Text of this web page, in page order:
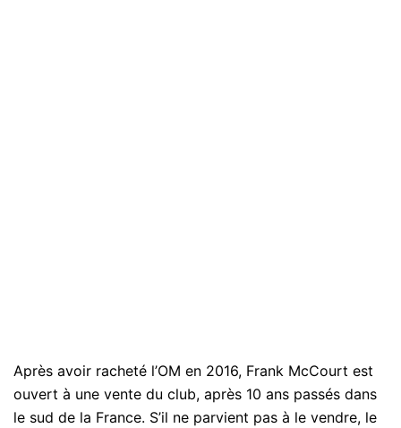
Après avoir racheté l’OM en 2016, Frank McCourt est
ouvert à une vente du club, après 10 ans passés dans
le sud de la France. S’il ne parvient pas à le vendre, le